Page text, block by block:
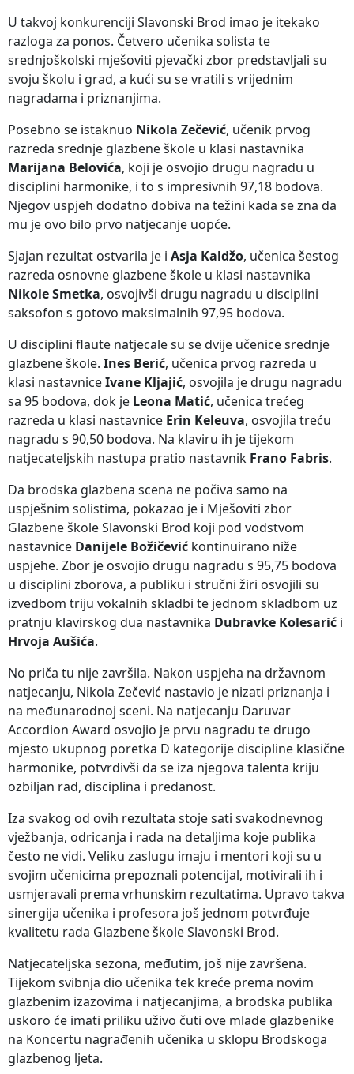
U takvoj konkurenciji Slavonski Brod imao je itekako
razloga za ponos. Četvero učenika solista te
srednjoškolski mješoviti pjevački zbor predstavljali su
svoju školu i grad, a kući su se vratili s vrijednim
nagradama i priznanjima.
Posebno se istaknuo Nikola Zečević, učenik prvog
razreda srednje glazbene škole u klasi nastavnika
Marijana Belovića, koji je osvojio drugu nagradu u
disciplini harmonike, i to s impresivnih 97,18 bodova.
Njegov uspjeh dodatno dobiva na težini kada se zna da
mu je ovo bilo prvo natjecanje uopće.
Sjajan rezultat ostvarila je i Asja Kaldžo, učenica šestog
razreda osnovne glazbene škole u klasi nastavnika
Nikole Smetka, osvojivši drugu nagradu u disciplini
saksofon s gotovo maksimalnih 97,95 bodova.
U disciplini flaute natjecale su se dvije učenice srednje
glazbene škole. Ines Berić, učenica prvog razreda u
klasi nastavniceIvane Kljajić, osvojila je drugu nagradu
sa 95 bodova, dok je Leona Matić, učenica trećeg
razreda u klasi nastavnice Erin Keleuva, osvojila treću
nagradu s 90,50 bodova. Na klaviru ih je tijekom
natjecateljskih nastupa pratio nastavnik Frano Fabris.
Da brodska glazbena scena ne počiva samo na
uspješnim solistima, pokazao je i Mješoviti zbor
Glazbene škole Slavonski Brod koji pod vodstvom
nastavnice Danijele Božičević kontinuirano niže
uspjehe. Zbor je osvojio drugu nagradu s 95,75 bodova
u disciplini zborova, a publiku i stručni žiri osvojili su
izvedbom triju vokalnih skladbi te jednom skladbom uz
pratnju klavirskog dua nastavnika Dubravke Kolesarić i
Hrvoja Aušića.
No priča tu nije završila. Nakon uspjeha na državnom
natjecanju, Nikola Zečević nastavio je nizati priznanja i
na međunarodnoj sceni. Na natjecanju Daruvar
Accordion Award osvojio je prvu nagradu te drugo
mjesto ukupnog poretka D kategorije discipline klasične
harmonike, potvrdivši da se iza njegova talenta kriju
ozbiljan rad, disciplina i predanost.
Iza svakog od ovih rezultata stoje sati svakodnevnog
vježbanja, odricanja i rada na detaljima koje publika
često ne vidi. Veliku zaslugu imaju i mentori koji su u
svojim učenicima prepoznali potencijal, motivirali ih i
usmjeravali prema vrhunskim rezultatima. Upravo takva
sinergija učenika i profesora još jednom potvrđuje
kvalitetu rada Glazbene škole Slavonski Brod.
Natjecateljska sezona, međutim, još nije završena.
Tijekom svibnja dio učenika tek kreće prema novim
glazbenim izazovima i natjecanjima, a brodska publika
uskoro će imati priliku uživo čuti ove mlade glazbenike
na Koncertu nagrađenih učenika u sklopu Brodskoga
glazbenog ljeta.